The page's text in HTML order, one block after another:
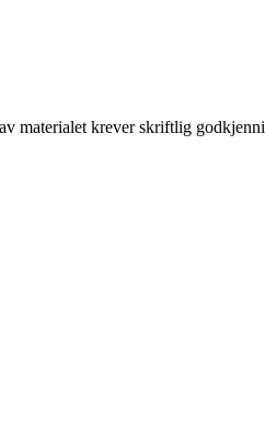
materialet krever skriftlig